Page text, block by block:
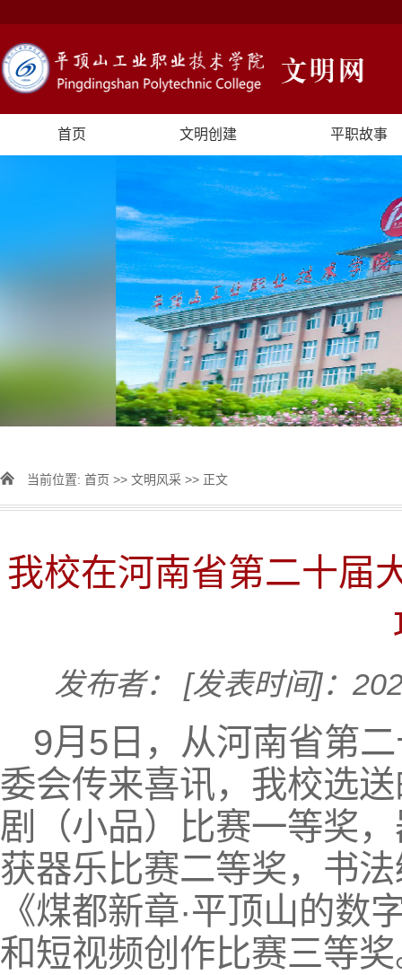
首页 文明创建 平职故事
当前位置: 首页 >> 文明风采 >> 正文
我校在河南省第二十届
发布者： [发表时间]：
9月5日，从河南省第
委会传来喜讯，我校选
剧（小品）比赛一等奖
获器乐比赛二等奖，书
《煤都新章·平顶山的
和短视频创作比赛三等